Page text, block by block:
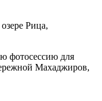
фотосессию для
Махаджиров,